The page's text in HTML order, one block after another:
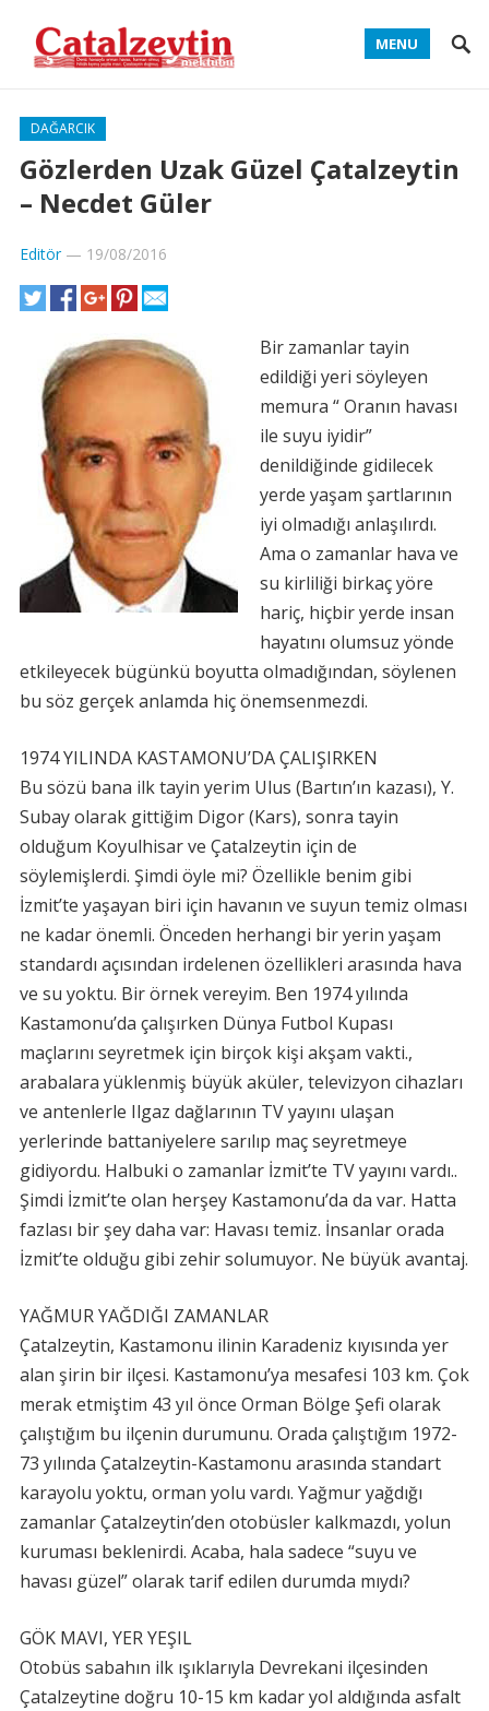
MENU
DAĞARCIK
Gözlerden Uzak Güzel Çatalzeytin
– Necdet Güler
Editör— 19/08/2016
Bir zamanlar tayin
edildiği yeri söyleyen
memura “ Oranın havası
ile suyu iyidir”
denildiğinde gidilecek
yerde yaşam şartlarının
iyi olmadığı anlaşılırdı.
Ama o zamanlar hava ve
su kirliliği birkaç yöre
hariç, hiçbir yerde insan
hayatını olumsuz yönde
etkileyecek bügünkü boyutta olmadığından, söylenen
bu söz gerçek anlamda hiç önemsenmezdi.
1974 YILINDA KASTAMONU’DA ÇALIŞIRKEN
Bu sözü bana ilk tayin yerim Ulus (Bartın’ın kazası), Y.
Subay olarak gittiğim Digor (Kars), sonra tayin
olduğum Koyulhisar ve Çatalzeytin için de
söylemişlerdi. Şimdi öyle mi? Özellikle benim gibi
İzmit’te yaşayan biri için havanın ve suyun temiz olması
ne kadar önemli. Önceden herhangi bir yerin yaşam
standardı açısından irdelenen özellikleri arasında hava
ve su yoktu. Bir örnek vereyim. Ben 1974 yılında
Kastamonu’da çalışırken Dünya Futbol Kupası
maçlarını seyretmek için birçok kişi akşam vakti.,
arabalara yüklenmiş büyük aküler, televizyon cihazları
ve antenlerle Ilgaz dağlarının TV yayını ulaşan
yerlerinde battaniyelere sarılıp maç seyretmeye
gidiyordu. Halbuki o zamanlar İzmit’te TV yayını vardı..
Şimdi İzmit’te olan herşey Kastamonu’da da var. Hatta
fazlası bir şey daha var: Havası temiz. İnsanlar orada
İzmit’te olduğu gibi zehir solumuyor. Ne büyük avantaj.
YAĞMUR YAĞDIĞI ZAMANLAR
Çatalzeytin, Kastamonu ilinin Karadeniz kıyısında yer
alan şirin bir ilçesi. Kastamonu’ya mesafesi 103 km. Çok
merak etmiştim 43 yıl önce Orman Bölge Şefi olarak
çalıştığım bu ilçenin durumunu. Orada çalıştığım 1972-
73 yılında Çatalzeytin-Kastamonu arasında standart
karayolu yoktu, orman yolu vardı. Yağmur yağdığı
zamanlar Çatalzeytin’den otobüsler kalkmazdı, yolun
kuruması beklenirdi. Acaba, hala sadece “suyu ve
havası güzel” olarak tarif edilen durumda mıydı?
GÖK MAVI, YER YEŞIL
Otobüs sabahın ilk ışıklarıyla Devrekani ilçesinden
Çatalzeytine doğru 10-15 km kadar yol aldığında asfalt